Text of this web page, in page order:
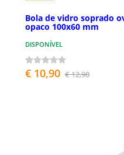
Bola de vidro soprado
opaco 100x60 mm
DISPONÍVEL
€ 10,90 € 12,90